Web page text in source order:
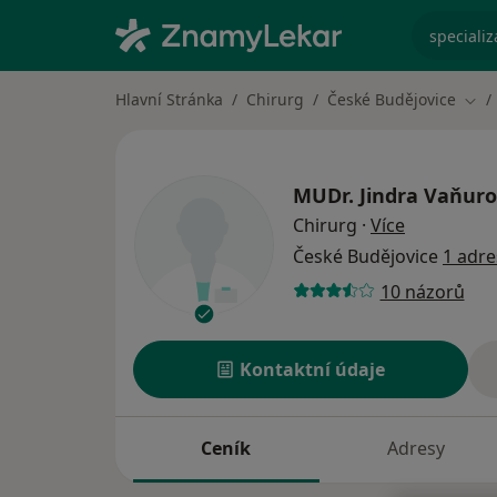
Hlavní Stránka Chirurg České Budějovice
MUDr. Jindra
Chirurg · Více
České Budějovice 1
10 názorů
Kontaktní údaje
Ceník Adresy